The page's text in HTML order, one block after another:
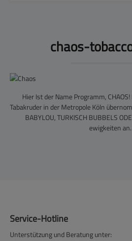
chaos-
Hier Ist der Name Programm,
Tabakruder in der Metropole Köln
BABYLOU, TURKISCH BUBBELS
ewigkeiten an.
Service-Hotline
Unterstützung und Beratung unter: